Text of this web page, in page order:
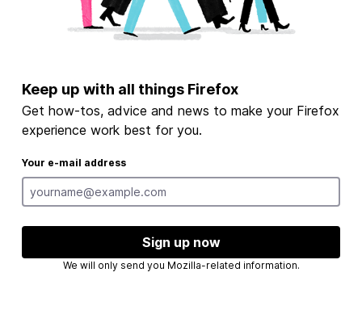
Keep up with all things Firefox
Get how-tos, advice and news to make your Firefox
experience work best for you.
Your e-mail address
Sign up now
We will only send you Mozilla-related information.